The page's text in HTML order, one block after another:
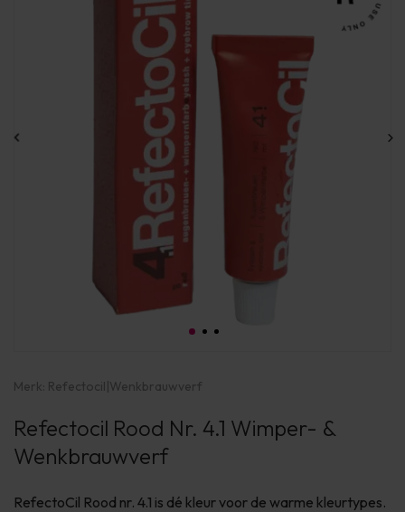
Merk: Refectocil|Wenkbrauwverf
Refectocil Rood Nr. 4.1 Wimper- &
Wenkbrauwverf
RefectoCil Rood nr. 4.1 is dé kleur voor de warme kleurtypes.